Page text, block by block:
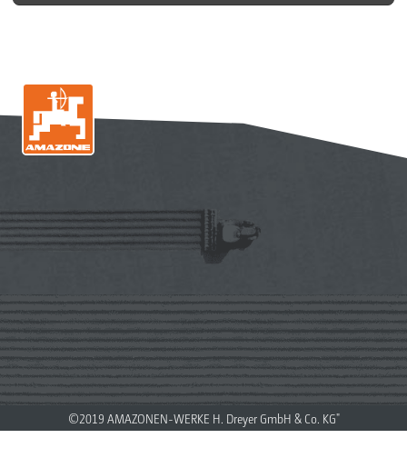
©2019 AMAZONEN-WERKE H. Dreyer GmbH & Co. KG"